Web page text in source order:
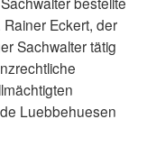
Eckert, der
Sachwalter tätig
Luebbehuesen